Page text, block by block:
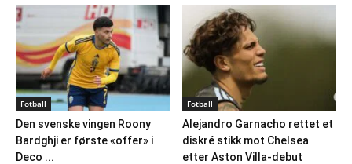
Fotball
Den svenske vingen Roony
Bardghji er første «offer» i
Deco ...
Fotball
Alejandro Garnacho rettet et
diskré stikk mot Chelsea
etter Aston Villa-debut